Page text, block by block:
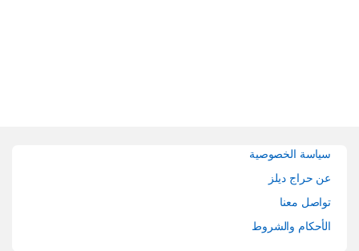
سياسة الخصوصية
عن حراج ديلز
تواصل معنا
الأحكام والشروط